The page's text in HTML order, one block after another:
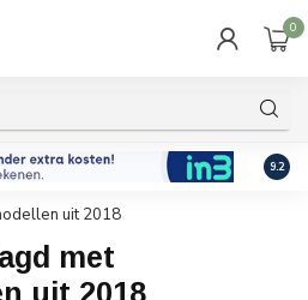
0
9.2
uit 2018
met
uit 2018